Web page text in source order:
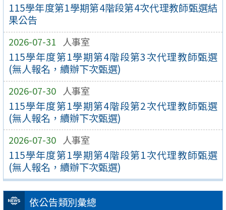
115學年度第1學期第4階段第4次代理教師甄選結
果公告
2026-07-31 人事室
115學年度第1學期第4階段第3次代理教師甄選
(無人報名，續辦下次甄選)
2026-07-30 人事室
115學年度第1學期第4階段第2次代理教師甄選
(無人報名，續辦下次甄選)
2026-07-30 人事室
115學年度第1學期第4階段第1次代理教師甄選
(無人報名，續辦下次甄選)
依公告類別彙總